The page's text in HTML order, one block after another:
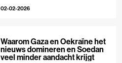
02-02-2026
Waarom Gaza en Oekraïne het
nieuws domineren en Soedan
veel minder aandacht krijgt